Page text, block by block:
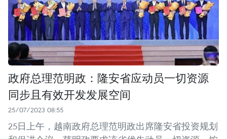
政府总理范明政：隆安省应动员一切资源
同步且有效开发发展空间
25/07/2023 08:55
25日上午，越南政府总理范明政出席隆安省投资规划